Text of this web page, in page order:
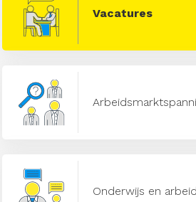
Vacatures
Onderwijs en